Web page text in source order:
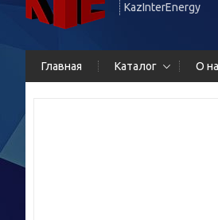
KazInterEnergy
Главная Каталог О